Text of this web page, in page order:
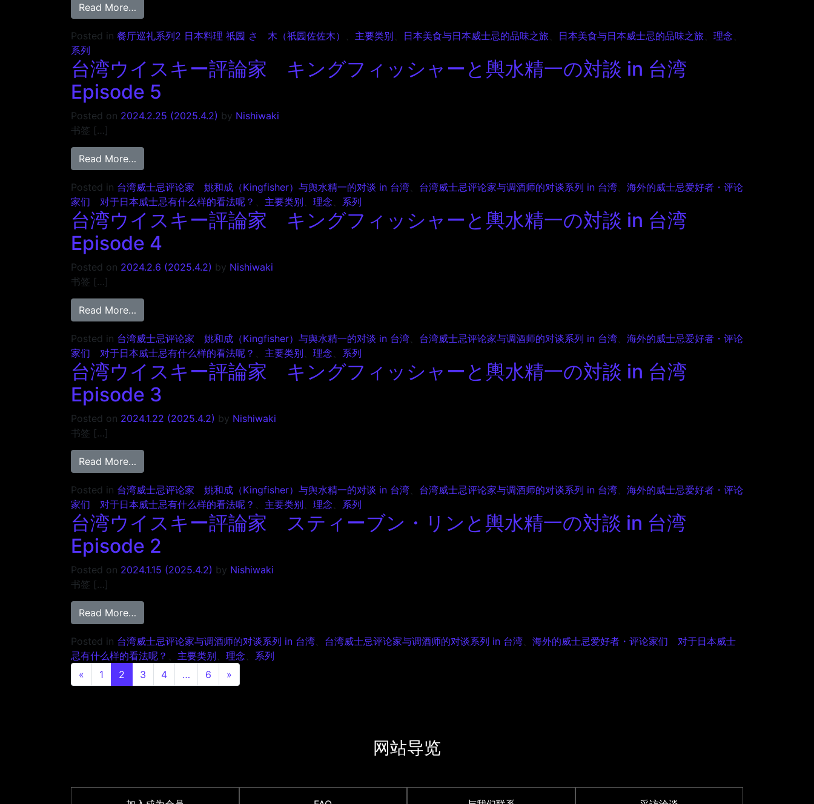
Read More…
Posted in 餐厅巡礼系列2 日本料理 祇园 さゝ木（祇园佐佐木） 主要类别 日本美食与日本威士忌的品味之旅 日本美食与日本威士忌的品味之旅 理念
系列
台湾ウイスキー評論家 キングフィッシャーと輿水精一の対談 in 台湾
Episode 5
Posted on 2024.2.25 (2025.4.2) by Nishiwaki
书签 […]
Read More…
Posted in 台湾威士忌评论家 姚和成（Kingfisher）与舆水精一的对谈 in 台湾 台湾威士忌评论家与调酒师的对谈系列 in 台湾
海外的威士忌爱好者・评论
家们 对于日本威士忌有什么样的看法呢？
主要类别 理念 系列
台湾ウイスキー評論家 キングフィッシャーと輿水精一の対談 in 台湾
Episode 4
Posted on 2024.2.6 (2025.4.2) by Nishiwaki
书签 […]
Read More…
Posted in 台湾威士忌评论家 姚和成（Kingfisher）与舆水精一的对谈 in 台湾 台湾威士忌评论家与调酒师的对谈系列 in 台湾
海外的威士忌爱好者・评论
家们 对于日本威士忌有什么样的看法呢？
主要类别 理念 系列
台湾ウイスキー評論家 キングフィッシャーと輿水精一の対談 in 台湾
Episode 3
Posted on 2024.1.22 (2025.4.2) by Nishiwaki
书签 […]
Read More…
Posted in 台湾威士忌评论家 姚和成（Kingfisher）与舆水精一的对谈 in 台湾 台湾威士忌评论家与调酒师的对谈系列 in 台湾
海外的威士忌爱好者・评论
家们 对于日本威士忌有什么样的看法呢？
主要类别 理念 系列
台湾ウイスキー評論家 スティーブン・リンと輿水精一の対談 in 台湾
Episode 2
Posted on 2024.1.15 (2025.4.2) by Nishiwaki
书签 […]
Read More…
Posted in 台湾威士忌评论家与调酒师的对谈系列 in 台湾 台湾威士忌评论家与调酒师的对谈系列 in 台湾
海外的威士忌爱好者・评论家们 对于日本威士
忌有什么样的看法呢？
主要类别 理念 系列
Posts navigation
« 1 2 3 4 … 6 »
网站导览